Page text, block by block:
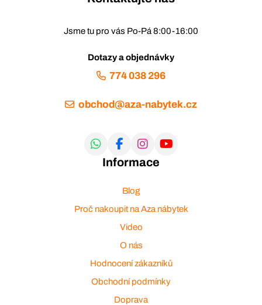
Jsme tu pro vás Po-Pá 8:00-16:00
Dotazy a objednávky
774 038 296
obchod@aza-nabytek.cz
Informace
Blog
Proč nakoupit na Aza nábytek
Video
O nás
Hodnocení zákazníků
Obchodní podmínky
Doprava